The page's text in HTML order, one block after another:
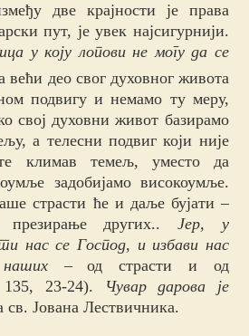
две крајности је права
пут, је увек најсигурнији.
у коју лопови не могу да се
већи део свог духовног живота
подвигу и немамо ту меру,
свој духовни живот базирамо
а телесни подвиг који није
климав темељ, уместо да
задобијамо високоумље.
страсти ће и даље бујати –
презирање других..Јер, у
нас се Господ, и избави нас
–
од страсти и од
23-24).
Чувар дарова је
св. Јована Лествичника.